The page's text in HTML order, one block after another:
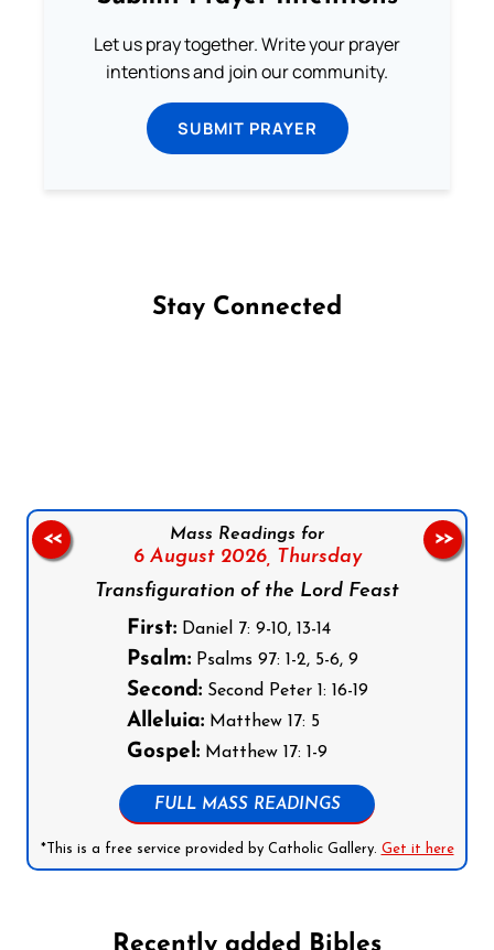
Let us pray together. Write your prayer
intentions and join our community.
SUBMIT PRAYER
Stay Connected
Mass Readings for
6 August 2026, Thursday
Transfiguration of the Lord Feast
First:Daniel 7: 9-10, 13-14
Psalm:Psalms 97: 1-2, 5-6, 9
Second:Second Peter 1: 16-19
Alleluia:Matthew 17: 5
Gospel:Matthew 17: 1-9
FULL MASS READINGS
*This is a free service provided by Catholic Gallery. Get it here
<< >>